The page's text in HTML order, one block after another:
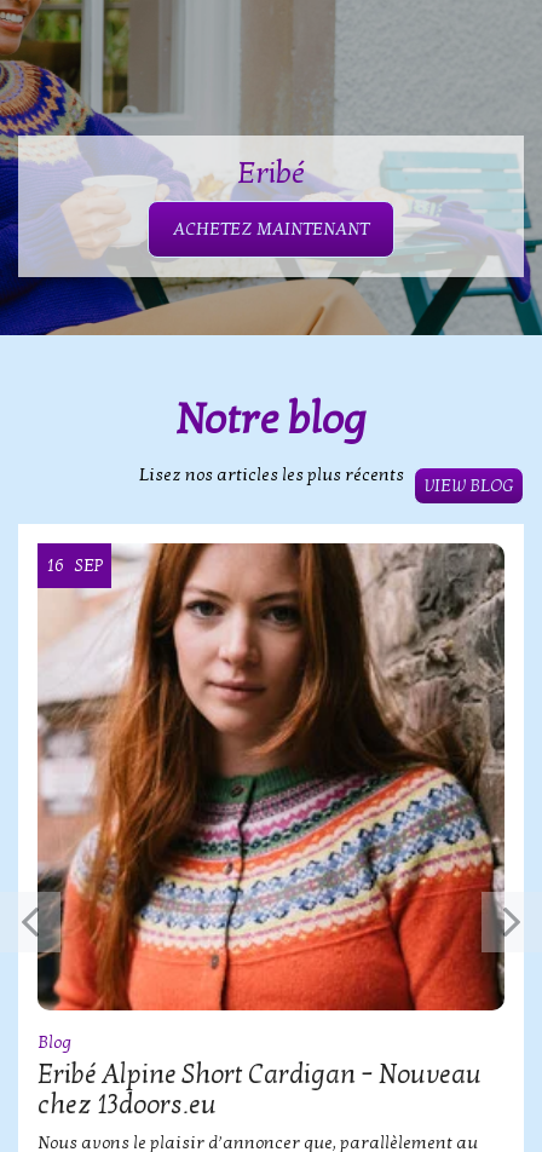
Eribé
ACHETEZ MAINTENANT
Notre blog
Lisez nos articles les plus récents
VIEW BLOG
16 SEP
Blog
Eribé Alpine Short Cardigan – Nouveau
chez 13doors.eu
Nous avons le plaisir d’annoncer que, parallèlement au